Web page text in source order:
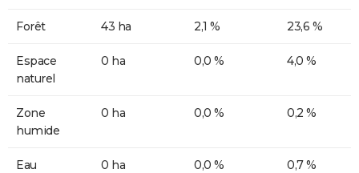
Forêt 43 ha 2,1 % 23,6 %
Espace
naturel
0 ha 0,0 % 4,0 %
Zone
humide
0 ha 0,0 % 0,2 %
Eau 0 ha 0,0 % 0,7 %